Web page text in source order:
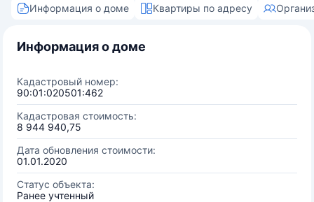
Информация о доме Квартиры по адресу
Информация о доме
Кадастровый номер:
90:01:020501:462
Кадастровая стоимость:
8 944 940,75
Дата обновления стоимости:
01.01.2020
Статус объекта:
Ранее учтенный